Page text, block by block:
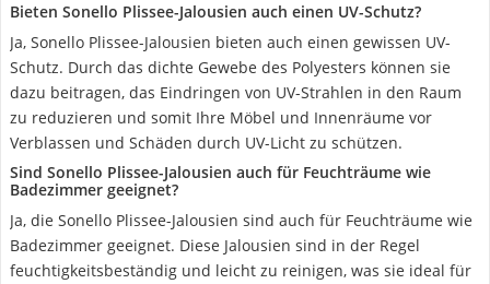
Bieten Sonello Plissee-Jalousien auch einen UV-Schutz?
Ja, Sonello Plissee-Jalousien bieten auch einen gewissen UV-
Schutz. Durch das dichte Gewebe des Polyesters können sie
dazu beitragen, das Eindringen von UV-Strahlen in den Raum
zu reduzieren und somit Ihre Möbel und Innenräume vor
Verblassen und Schäden durch UV-Licht zu schützen.
Sind Sonello Plissee-Jalousien auch für Feuchträume wie
Badezimmer geeignet?
Ja, die Sonello Plissee-Jalousien sind auch für Feuchträume wie
Badezimmer geeignet. Diese Jalousien sind in der Regel
feuchtigkeitsbeständig und leicht zu reinigen, was sie ideal für